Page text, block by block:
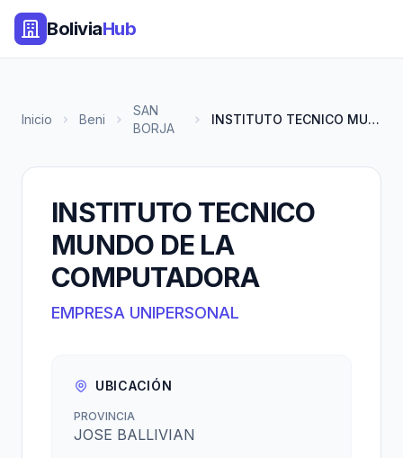
BoliviaHub
Inicio Beni
SAN
BORJA
INSTITUTO TECNICO MUNDO DE LA...
INSTITUTO TECNICO
MUNDO DE LA
COMPUTADORA
EMPRESA UNIPERSONAL
UBICACIÓN
PROVINCIA
JOSE BALLIVIAN